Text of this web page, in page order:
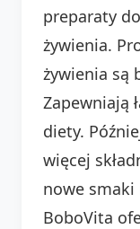
preparaty
żywienia.
żywienia są
Zapewniają
diety.
więcej
nowe smaki
BoboVita